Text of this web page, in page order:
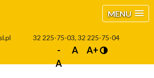
MENU
32 225-75-03, 32 225-75-04
-
A
A A+